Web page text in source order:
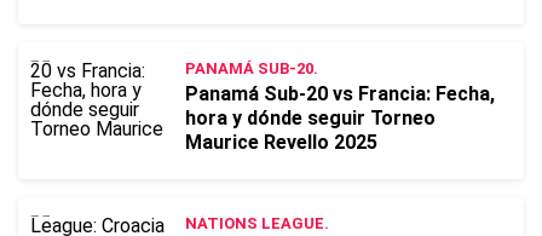
PANAMÁ SUB-20.
Panamá Sub-20 vs Francia: Fecha,
hora y dónde seguir Torneo
Maurice Revello 2025
NATIONS LEAGUE.